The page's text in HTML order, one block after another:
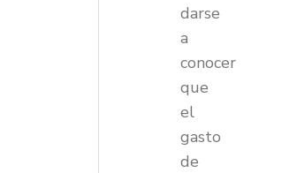
darse
a
conocer
que
el
gasto
de